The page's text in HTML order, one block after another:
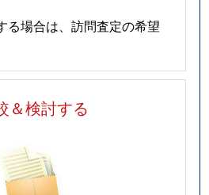
る場合は、訪問査定の希望
＆検討する